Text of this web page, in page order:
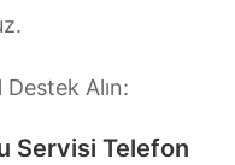
Alın:
Servisi Telefon